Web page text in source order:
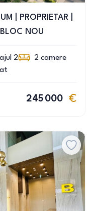
| PROPRIETAR |
BLOC NOU
2 2 camere
245 000